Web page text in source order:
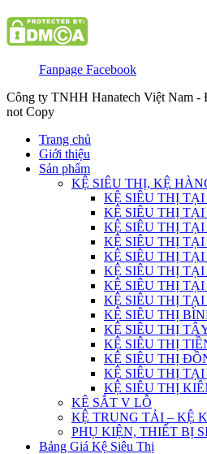
Fanpage Facebook
Công ty TNHH Hanatech Việt Nam -
not Copy
Trang chủ
Giới thiệu
Sản phẩm
KỆ SIÊU THỊ, KỆ
KỆ SIÊU THỊ
KỆ SIÊU THỊ
KỆ SIÊU THỊ
KỆ SIÊU THỊ
KỆ SIÊU THỊ
KỆ SIÊU THỊ TẠI
KỆ SIÊU THỊ
KỆ SIÊU THỊ
KỆ SIÊU THỊ
KỆ SIÊU THỊ
KỆ SIÊU THỊ
KỆ SIÊU THỊ
KỆ SIÊU THỊ
KỆ SIÊU THỊ
KỆ SẮT V LỖ
KỆ TRUNG TẢI – KỆ
PHỤ KIỆN, THIẾT BỊ
Bảng Giá Kệ Siêu Thị